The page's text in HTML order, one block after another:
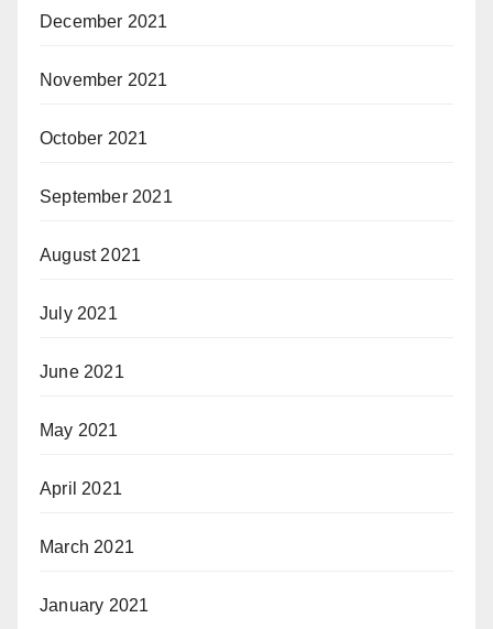
December 2021
November 2021
October 2021
September 2021
August 2021
July 2021
June 2021
May 2021
April 2021
March 2021
January 2021